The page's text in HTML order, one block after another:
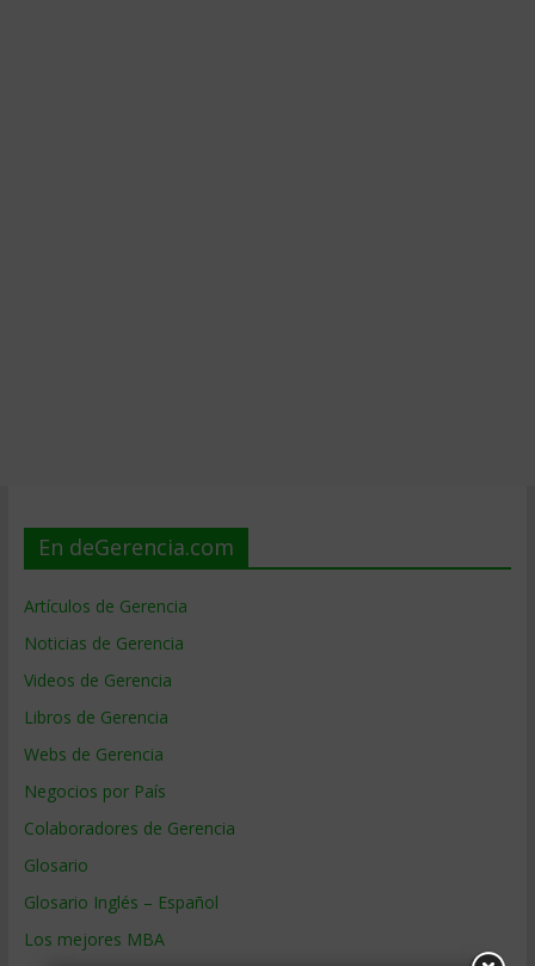
En deGerencia.com
Artículos de Gerencia
Noticias de Gerencia
Videos de Gerencia
Libros de Gerencia
Webs de Gerencia
Negocios por País
Colaboradores de Gerencia
Glosario
Glosario Inglés – Español
Los mejores MBA